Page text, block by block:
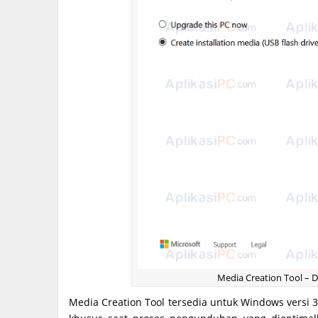
Media Creation Tool –
Media Creation Tool tersedia untuk Windows